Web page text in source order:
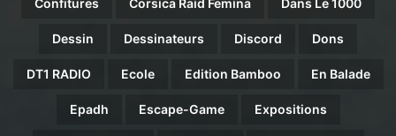
Confitures Corsica Raid Femina Dans Le 1000
Dessin Dessinateurs Discord Dons
DT1 RADIO Ecole Edition Bamboo En Balade
Epadh Escape-Game Expositions